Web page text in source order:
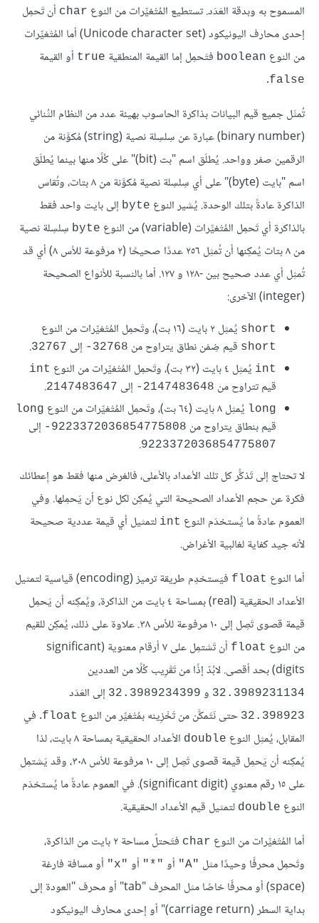
المسموح به وبدقة العَدَد. تستطيع المُتْغيِّرات من النوع char أن تَحمِل
إحدى محارف اليونيكود (Unicode character set) أما المُتْغيِّرات
من النوع boolean فتَحمِل إما القيمة المنطقية true أو القيمة
false
.
تُمثَل جميع قيم البيانات بذاكرة الحاسوب بهيئة عدد من النظام الثُنائي
(binary number) عبارة عن سِلسِلة نصية (string) مُكوَّنة من
الرقمين صفر وواحد. يُطلَق اسم "بت (bit)" على كُلًا منها بينما يُطلَق
اسم "بايت (byte)" على أي سِلسِلة نصية مُكوَّنة من ٨ بتات، وتُقاس
الذاكرة عادةً بتلك الوحدة. يُشير النوع byte إلى بايت واحد فقط
بالذاكرة أي تَحمِل المُتْغيِّرات (variable) من النوع
byte سِلسِلة نصية
من ٨ بتات يُمكِنها أن تُمثِل ٢٥٦ عددًا صحيحًا (٢ مرفوعة للأس ٨) أي قد
تُمثِل أي عدد صحيح بين -١٢٨ و ١٢٧. أما بالنسبة للأنواع الصحيحة
(integer) الآخرى:
short يُمثِل ٢ بايت (١٦ بت)، وتَحمِل المُتْغيِّرات من النوع
short قيم ضِمْن نطاق يتراوح من ‎-32768 إلى 32767
.
int يُمثِل ٤ بايت (٣٢ بت)، وتَحمِل المُتْغيِّرات من النوع int
قيم تتراوح من ‎ -2147483648 إلى 2147483647
.
long يُمثِل ٨ بايت (٦٤ بت)، وتَحمِل المُتْغيِّرات من النوع long
قيم بنطاق يتراوح من ‎-9223372036854775808 إلى
9223372036854775807
.
لا تحتاج إلى تَذكُّر كل تلك الأعداد بالأعلى، فالغرض منها فقط هو إِعطائك
فكرة عن حجم الأعداد الصحيحة التي يُمكِن لكل نوع أن يَحمِلها. وفي
العموم عادةً ما يُستخدَم النوع int لتمثيل أي قيمة عددية صحيحة
لأنه جيد كفاية لغالبية الأغراض.
أما النوع float
فيَستخدِم طريقة ترميز (encoding) قياسية لتمثيل
الأعداد الحقيقية (real) بمساحة ٤ بايت من الذاكرة، ويُمكِنه أن يَحمِل
قيمة قصوى تَصِل إلى ١٠ مرفوعة للأس ٣٨. علاوة على ذلك، يُمكِن للقيم
من النوع float
أن تَشتمِل على ٧ أرقام معنوية (significant
digits) بحد أقصى. لابُدّ إذًا من تَقْرِيب كُلًا من العددين
32.3989231134 و 32.3989234399 إلى العَدَد
32.398923 حتى نَتَمكَّن من تَخْزِينه بمُتْغيِّر من النوع float. في
المقابل، يُمثِل النوع double
الأعداد الحقيقية بمساحة ٨ بايت، لذا
يُمكِنه أن يَحمِل قيمة قصوى تَصِل إلى ١٠ مرفوعة للأس ٣٠٨، وقد يَشتمِل
على ١٥ رقم معنوي (significant digit). في العموم عادةً ما يُستخدَم
النوع double لتمثيل قيم الأعداد الحقيقية.
أما المُتْغيِّرات من النوع char
فتَحتلّ مساحة ٢ بايت من الذاكرة،
وتَحمِل محرفًا وحيدًا مثل "A" أو "*" أو "x"
أو مسافة فارغة
(space) أو محرفًا خاصًا مثل المحرف "tab" أو محرف "العودة إلى
بداية السطر (carriage return)" أو إحدى محارف اليونيكود